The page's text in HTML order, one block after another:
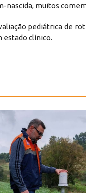
nascida, muitos
pediátrica de
estado clínico.